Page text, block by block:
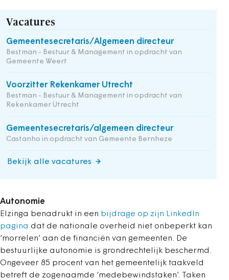
Vacatures
Gemeentesecretaris/Algemeen directeur
Bestman - Bestuur & Management in opdracht van
Gemeente Weert
Voorzitter Rekenkamer Utrecht
Bestman - Bestuur & Management in opdracht van
Rekenkamer Utrecht
Gemeentesecretaris/algemeen directeur
Castanho in opdracht van Gemeente Bernheze
Bekijk alle vacatures
Autonomie
Elzinga benadrukt in een bijdrage op zijn LinkedIn
pagina dat de nationale overheid niet onbeperkt kan
‘morrelen’ aan de financiën van gemeenten. De
bestuurlijke autonomie is grondrechtelijk beschermd.
Ongeveer 85 procent van het gemeentelijk taakveld
betreft de zogenaamde ‘medebewindstaken’. Taken